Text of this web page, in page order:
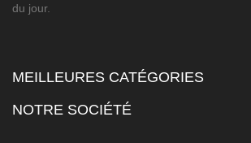
du jour.
MEILLEURES CATÉGORIES
NOTRE SOCIÉTÉ